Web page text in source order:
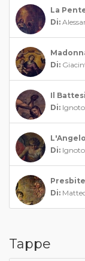
La
Di:
Di:
Il
Di:
Di:
Di:
Tappe